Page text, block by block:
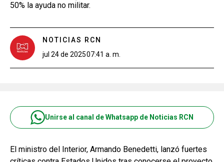
50% la ayuda no militar.
NOTICIAS RCN
jul 24 de 202507:41 a. m.
Unirse al canal de Whatsapp de Noticias RCN
El ministro del Interior, Armando Benedetti, lanzó fuertes